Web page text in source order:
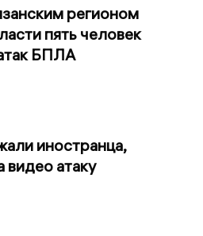
регионом
пять человек
БПЛА
иностранца,
видео атаку